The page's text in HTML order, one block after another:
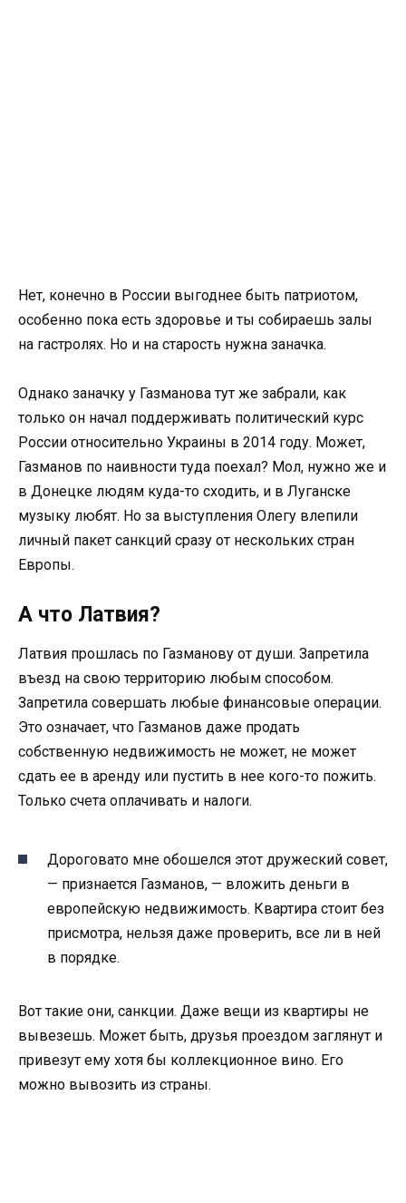
Нет, конечно в России выгоднее быть патриотом,
особенно пока есть здоровье и ты собираешь залы
на гастролях. Но и на старость нужна заначка.
Однако заначку у Газманова тут же забрали, как
только он начал поддерживать политический курс
России относительно Украины в 2014 году. Может,
Газманов по наивности туда поехал? Мол, нужно же и
в Донецке людям куда-то сходить, и в Луганске
музыку любят. Но за выступления Олегу влепили
личный пакет санкций сразу от нескольких стран
Европы.
А что Латвия?
Латвия прошлась по Газманову от души. Запретила
въезд на свою территорию любым способом.
Запретила совершать любые финансовые операции.
Это означает, что Газманов даже продать
собственную недвижимость не может, не может
сдать ее в аренду или пустить в нее кого-то пожить.
Только счета оплачивать и налоги.
Дороговато мне обошелся этот дружеский совет,
— признается Газманов, — вложить деньги в
европейскую недвижимость. Квартира стоит без
присмотра, нельзя даже проверить, все ли в ней
в порядке.
Вот такие они, санкции. Даже вещи из квартиры не
вывезешь. Может быть, друзья проездом заглянут и
привезут ему хотя бы коллекционное вино. Его
можно вывозить из страны.